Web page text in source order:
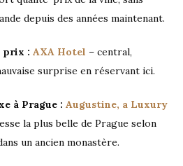
depuis des années maintenant.
prix : AXA Hotel – central,
surprise en réservant ici.
à Prague : Augustine, a Luxury
la plus belle de Prague selon
un ancien monastère.